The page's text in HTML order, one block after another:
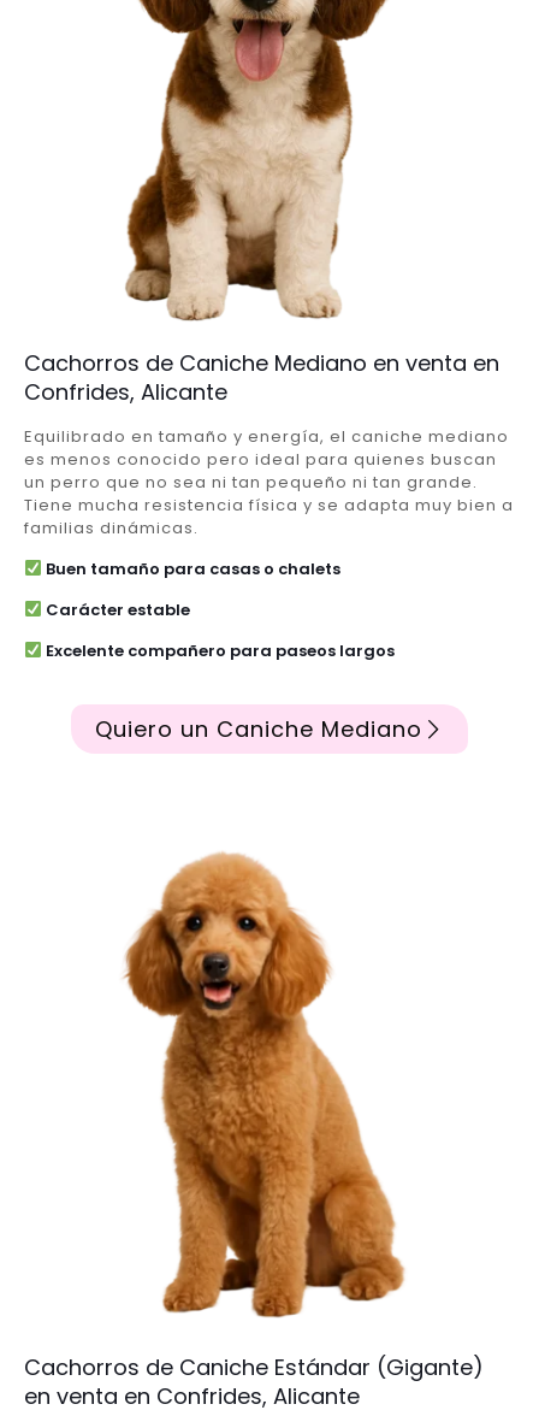
Cachorros de Caniche Mediano en venta en
Confrides, Alicante
Equilibrado en tamaño y energía, el caniche mediano
es menos conocido pero ideal para quienes buscan
un perro que no sea ni tan pequeño ni tan grande.
Tiene mucha resistencia física y se adapta muy bien a
familias dinámicas.
Buen tamaño para casas o chalets
Carácter estable
Excelente compañero para paseos largos
Quiero un Caniche Mediano
Cachorros de Caniche Estándar (Gigante)
en venta en Confrides, Alicante